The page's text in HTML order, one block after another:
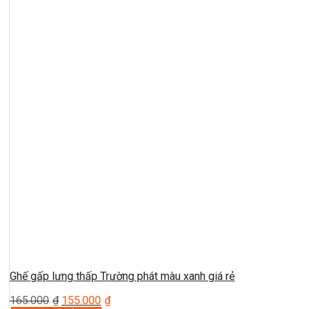
Ghế gấp lưng thấp Trường phát màu xanh giá rẻ
165.000 ₫ 155.000 ₫